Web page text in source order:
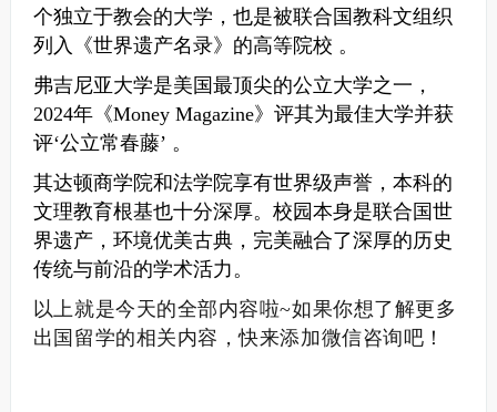
个独立于教会的大学，也是被联合国教科文组织
列入《世界遗产名录》的高等院校 。
弗吉尼亚大学是美国最顶尖的公立大学之一，
2024年《Money Magazine》评其为最佳大学并获
评‘公立常春藤’ 。
其达顿商学院和法学院享有世界级声誉，本科的
文理教育根基也十分深厚。校园本身是联合国世
界遗产，环境优美古典，完美融合了深厚的历史
传统与前沿的学术活力。
以上就是今天的全部内容啦~如果你想了解更多
出国留学的相关内容，快来添加微信咨询吧！